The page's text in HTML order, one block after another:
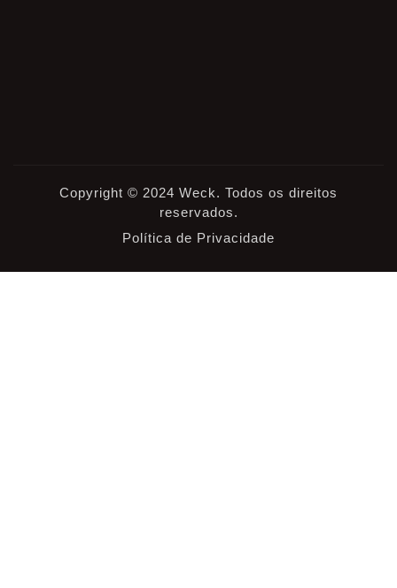
Copyright © 2024 Weck. Todos os direitos
reservados.
Política de Privacidade